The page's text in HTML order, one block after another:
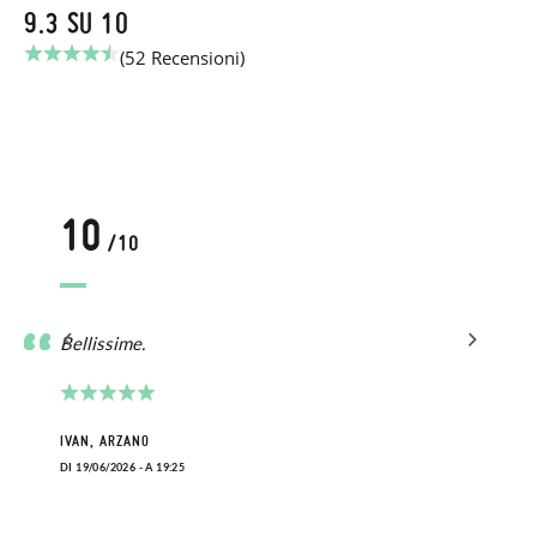
9.3 SU 10
(52 Recensioni)
10 /10
Bellissime.
IVAN, ARZANO
DI 19/06/2026 - A 19:25